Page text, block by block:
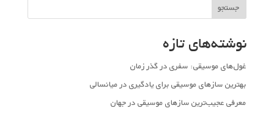
جستجو
نوشته‌های تازه
غول‌های موسیقی: سفری در گذر زمان
بهترین سازهای موسیقی برای یادگیری در میانسالی
معرفی عجیب‌ترین سازهای موسیقی در جهان